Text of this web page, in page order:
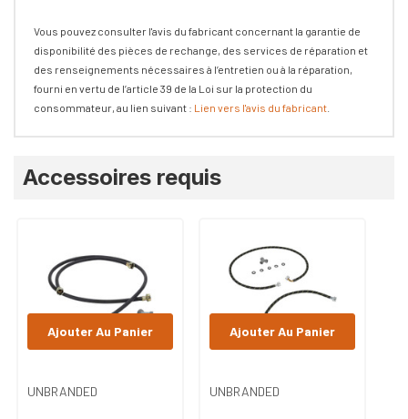
Vous pouvez consulter l'avis du fabricant concernant la garantie de
disponibilité des pièces de rechange, des services de réparation et
des renseignements nécessaires à l’entretien ou à la réparation,
fourni en vertu de l’article 39 de la Loi sur la protection du
consommateur, au lien suivant : Lien vers l'avis du fabricant
Accessoires requis
UNBRANDED
Ajouter Au Panier
UNBRANDED
Ajouter Au Panier